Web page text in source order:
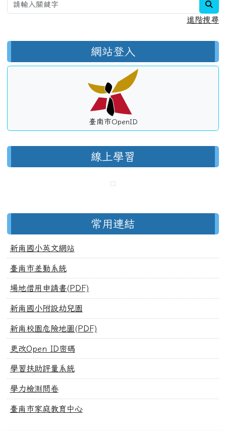
進階搜尋
網站登入
臺南市OpenID
線上學習
常用連結
新南國小英文網站
臺南市差勤系統
場地借用申請書(PDF)
新南國小附設幼兒園
新南校園危險地圖(PDF)
更改Open ID密碼
學習扶助評量系統
學力檢測問卷
臺南市家庭教育中心